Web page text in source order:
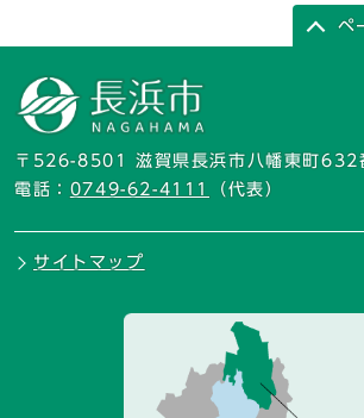
ペ
〒526-8501 滋賀県長浜市八幡東町632
電話： 0749-62-4111 （代表）
サイトマップ